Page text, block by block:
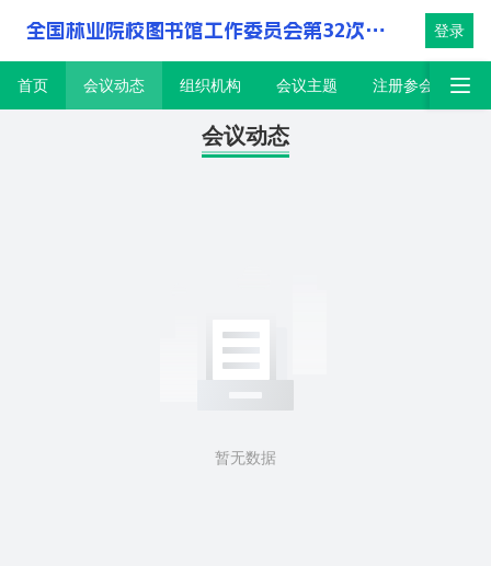
全国林业院校图书馆工作委员会第32次会议 登录
首页 会议动态 组织机构 会议主题 注册参会 大
会议动态
暂无数据